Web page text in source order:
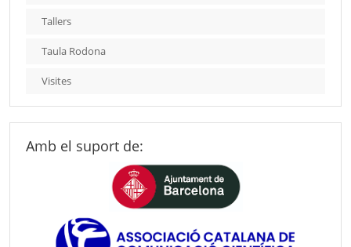
Tallers
Taula Rodona
Visites
Amb el suport de: